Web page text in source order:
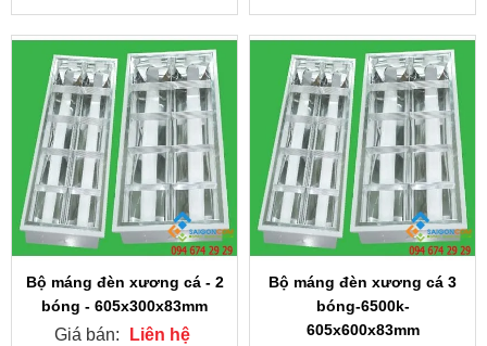
Bộ máng đèn xương cá - 2
bóng - 605x300x83mm
Giá bán: Liên hệ
Bộ máng đèn xương cá 3
bóng-6500k-
605x600x83mm